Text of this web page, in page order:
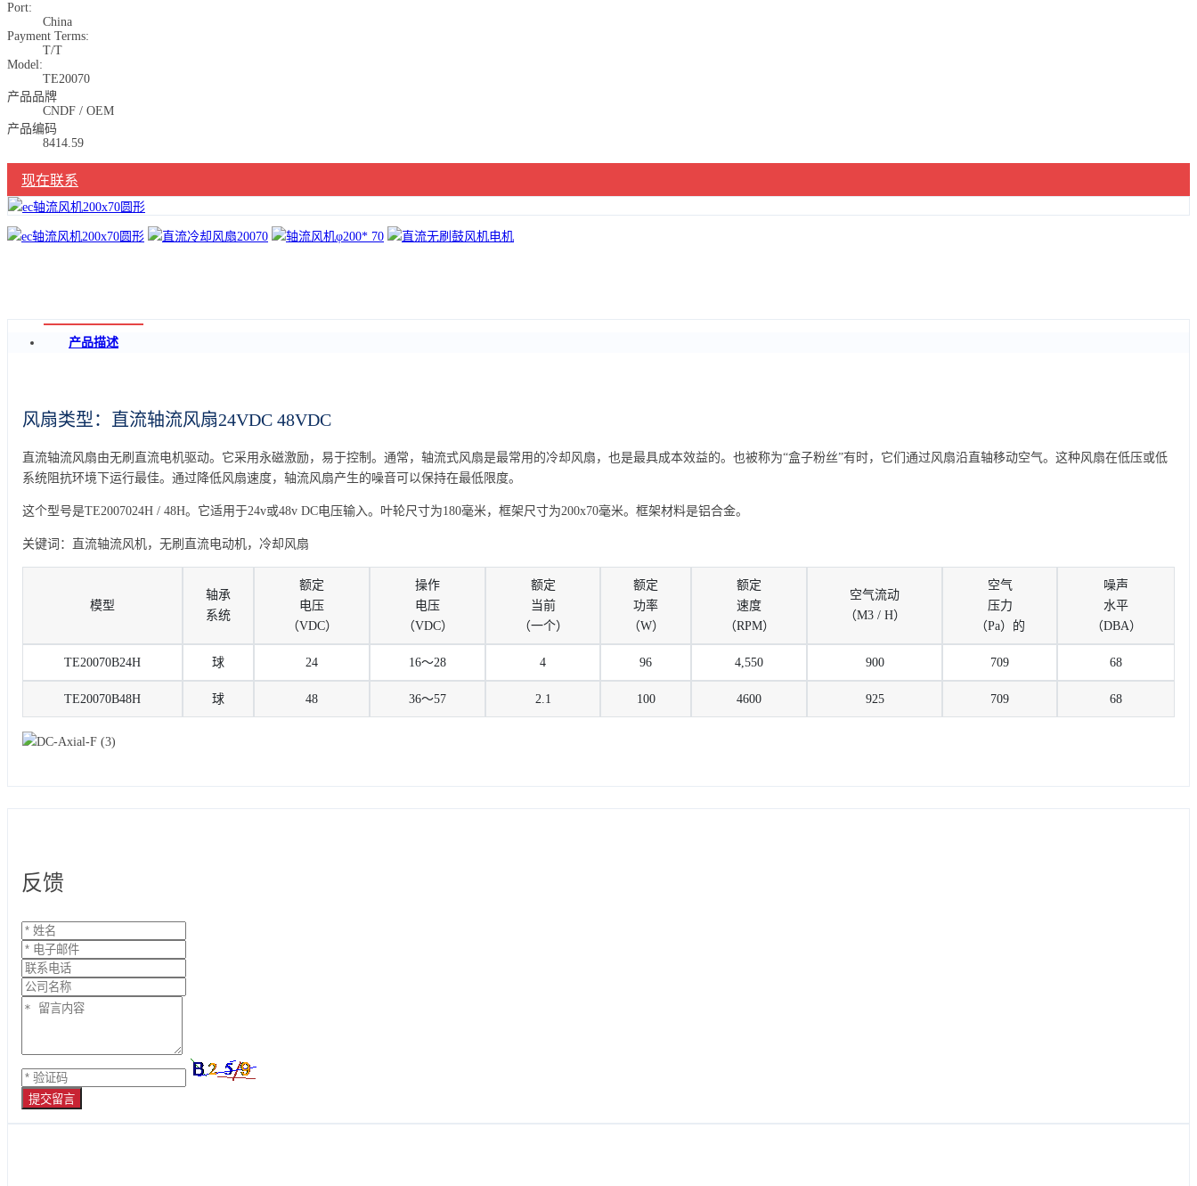
Port:
China
Payment Terms:
T/T
Model:
TE20070
产品品牌
CNDF / OEM
产品编码
8414.59
现在联系
产品描述
风扇类型：直流轴流风扇24VDC 48VDC
直流轴流风扇由无刷直流电机驱动。它采用永磁激励，易于控制。通常，轴流式风扇是最常用的冷却风扇，也是最具成本效益的。也被称为“盒子粉丝”有时，它们通过风扇沿直轴移动空气。这种风扇在低压或低
系统阻抗环境下运行最佳。通过降低风扇速度，轴流风扇产生的噪音可以保持在最低限度。
这个型号是TE2007024H / 48H。它适用于24v或48v DC电压输入。叶轮尺寸为180毫米，框架尺寸为200x70毫米。框架材料是铝合金。
关键词：直流轴流风机，无刷直流电动机，冷却风扇
模型
轴承
系统
额定
电压
（VDC）
操作
电压
（VDC）
额定
当前
（一个）
额定
功率
（W）
额定
速度
（RPM）
空气流动
（M3 / H）
空气
压力
（Pa）的
噪声
水平
（DBA）
TE20070B24H 球 24 16〜28 4 96 4,550 900 709 68
TE20070B48H 球 48 36〜57 2.1 100 4600 925 709 68
反馈
提交留言